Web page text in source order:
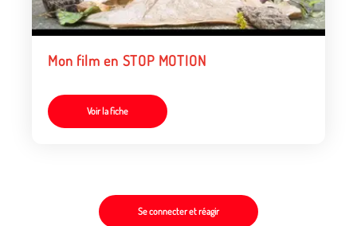
Mon film en STOP MOTION
Voir la fiche
Se connecter et réagir